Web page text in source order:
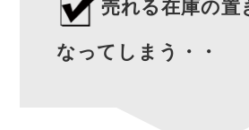
売れる在庫の置
なってしまう・・